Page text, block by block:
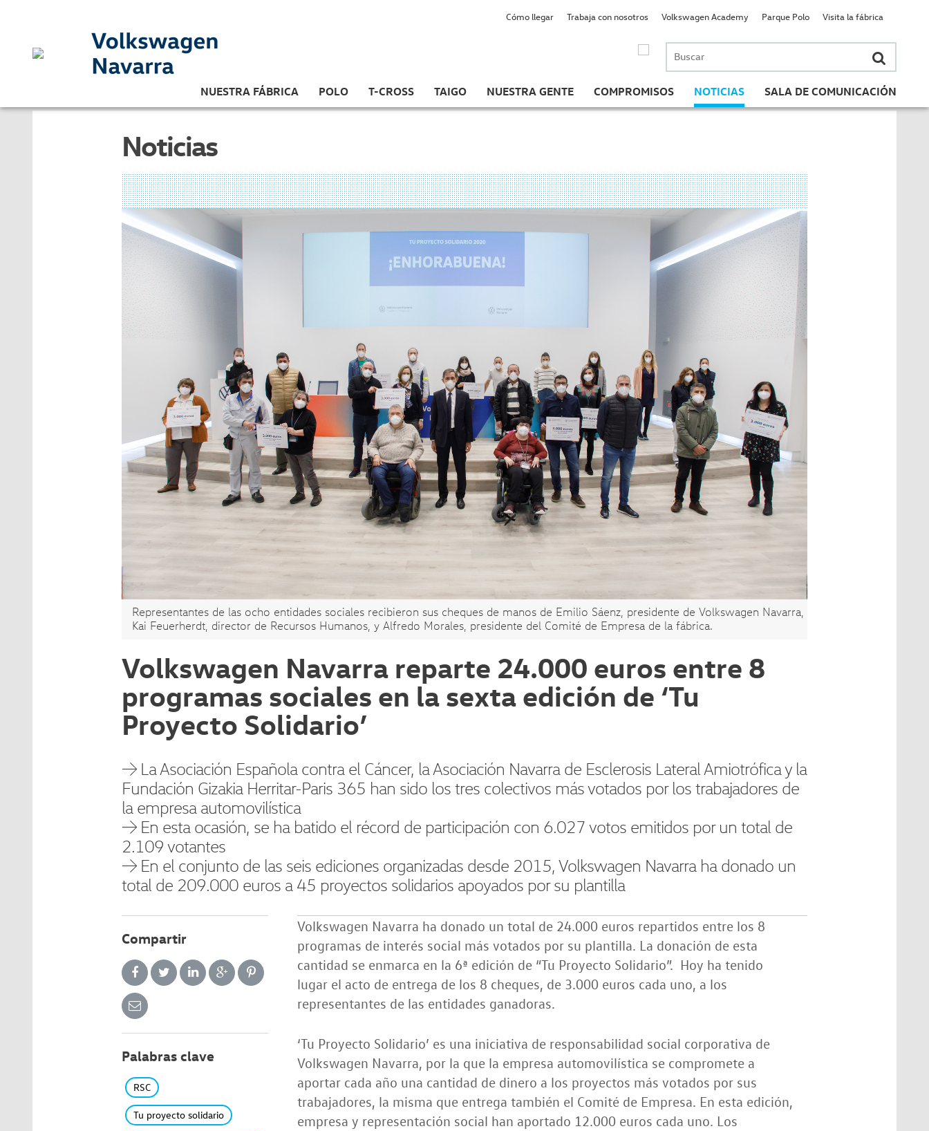
Buscar
por:
NUESTRA FÁBRICA POLO T-CROSS TAIGO NUESTRA GENTE COMPROMISOS NOTICIAS SALA DE COMUNICACIÓN
Cómo llegar Trabaja con nosotros Volkswagen Academy Parque Polo Visita la fábrica
Noticias
Representantes de las ocho entidades sociales recibieron sus cheques de manos de Emilio Sáenz, presidente de Volkswagen Navarra,
Kai Feuerherdt, director de Recursos Humanos, y Alfredo Morales, presidente del Comité de Empresa de la fábrica.
Volkswagen Navarra reparte 24.000 euros entre 8
programas sociales en la sexta edición de ‘Tu
Proyecto Solidario’
→ La Asociación Española contra el Cáncer, la Asociación Navarra de Esclerosis Lateral Amiotrófica y la
Fundación Gizakia Herritar-Paris 365 han sido los tres colectivos más votados por los trabajadores de
la empresa automovilística
→ En esta ocasión, se ha batido el récord de participación con 6.027 votos emitidos por un total de
2.109 votantes
→ En el conjunto de las seis ediciones organizadas desde 2015, Volkswagen Navarra ha donado un
total de 209.000 euros a 45 proyectos solidarios apoyados por su plantilla
Compartir
Palabras clave
RSC
Tu proyecto solidario
Volkswagen Navarra ha donado un total de 24.000 euros repartidos entre los 8
programas de interés social más votados por su plantilla. La donación de esta
cantidad se enmarca en la 6ª edición de “Tu Proyecto Solidario”. Hoy ha tenido
lugar el acto de entrega de los 8 cheques, de 3.000 euros cada uno, a los
representantes de las entidades ganadoras.
‘Tu Proyecto Solidario’ es una iniciativa de responsabilidad social corporativa de
Volkswagen Navarra, por la que la empresa automovilística se compromete a
aportar cada año una cantidad de dinero a los proyectos más votados por sus
trabajadores, la misma que entrega también el Comité de Empresa. En esta edición,
empresa y representación social han aportado 12.000 euros cada uno. Los